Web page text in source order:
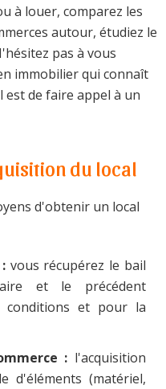
à louer, comparez les
autour, étudiez le
pas à vous
immobilier qui connaît
est de faire appel à un
du local
d'obtenir un local
vous récupérez le bail
et le précédent
conditions et pour la
: l'acquisition
d'éléments (matériel,